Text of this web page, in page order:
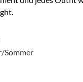
Sommer